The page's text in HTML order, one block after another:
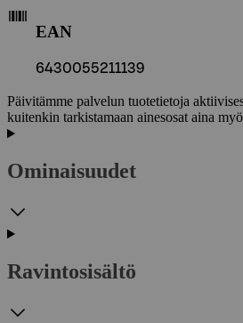
EAN
6430055211139
Päivitämme palvelun tuotetietoja
kuitenkin tarkistamaan ainesosat aina
Ominaisuudet
Ravintosisältö